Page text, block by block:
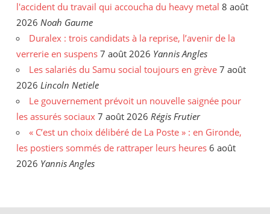
l'accident du travail qui accoucha du heavy metal 8 août
2026 Noah Gaume
Duralex : trois candidats à la reprise, l’avenir de la
verrerie en suspens 7 août 2026 Yannis Angles
Les salariés du Samu social toujours en grève 7 août
2026 Lincoln Netiele
Le gouvernement prévoit un nouvelle saignée pour
les assurés sociaux 7 août 2026 Régis Frutier
« C’est un choix délibéré de La Poste » : en Gironde,
les postiers sommés de rattraper leurs heures 6 août
2026 Yannis Angles